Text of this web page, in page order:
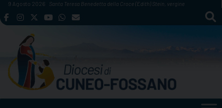
Skip
to
9 Agosto 2026 Santa Teresa Benedetta della Croce (Edith) Stein, vergine